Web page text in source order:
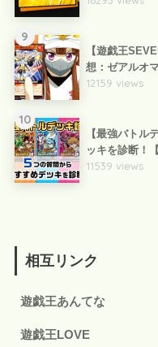
9
【遊戯王
想：ゼアルオ
12159 views
10
【最強バトル
ッキを診断！
11539 views
相互リンク
遊戯王あんてな
遊戯王LOVE